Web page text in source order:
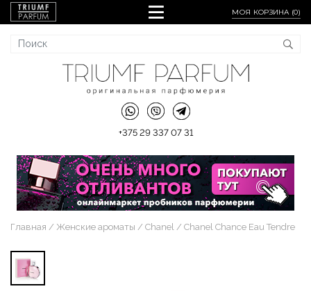
МОЯ КОРЗИНА (0)
+375 29 337 07 31
Главная Женские ароматы Chanel Chanel Chance Eau Tendre